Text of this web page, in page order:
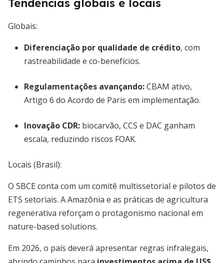
Tendências globais e locais
Globais:
Diferenciação por qualidade de crédito, com
rastreabilidade e co-benefícios.
Regulamentações avançando:CBAM ativo,
Artigo 6 do Acordo de Paris em implementação.
Inovação CDR: biocarvão, CCS e DAC ganham
escala, reduzindo riscos FOAK.
Locais (Brasil):
O SBCE conta com um comitê multissetorial e pilotos de
ETS setoriais. A Amazônia e as práticas de agricultura
regenerativa reforçam o protagonismo nacional em
nature-based solutions.
Em 2026, o país deverá apresentar regras infralegais,